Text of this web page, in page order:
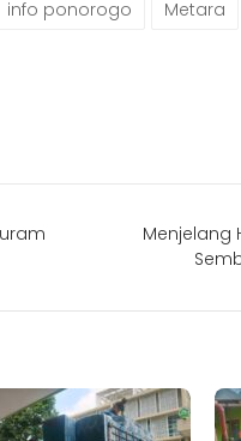
info ponorogo Metara
Menjelang